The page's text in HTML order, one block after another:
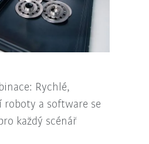
Rychlé,
a software se
každý scénář